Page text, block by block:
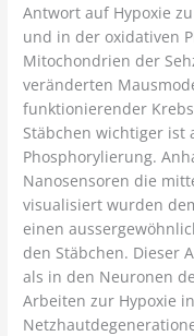
Antwort auf Hypoxie
und in der oxidativen
Mitochondrien der
veränderten
funktionierender
Stäbchen wichtiger ist
Phosphorylierung.
Nanosensoren die
visualisiert wurden
einen
den Stäbchen. Dieser
als in den Neuronen
Arbeiten zur Hypoxie